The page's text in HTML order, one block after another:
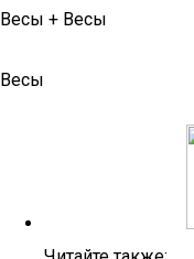
Весы + Весы
Весы